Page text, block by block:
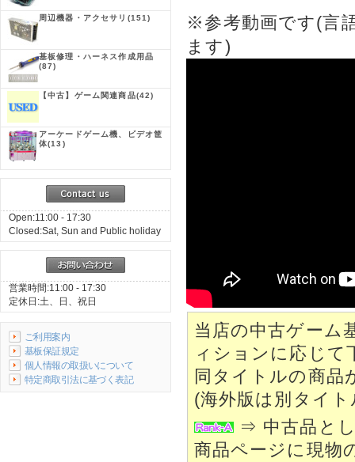
周辺機器・アクセサリ (151)
基板修理・ハーネス作成用品
(87)
【中古】ゲーム関連商品(42)
アーケードゲーム機、ビデオ筐
体(13)
Open:11:00 - 17:30
Closed:Sat, Sun and Public holiday
営業時間:11:00 - 17:30
定休日:土、日、祝日
ご利用案内
基板保証規定
個人情報の取扱いについて
特定商取引法に基づく表記
※参考動画です(言
ます)
当店の中古ゲーム
ィションに応じて
同タイトルの商品
(海外版は別タイ
⇒ 中古品とし
商品ページに現物